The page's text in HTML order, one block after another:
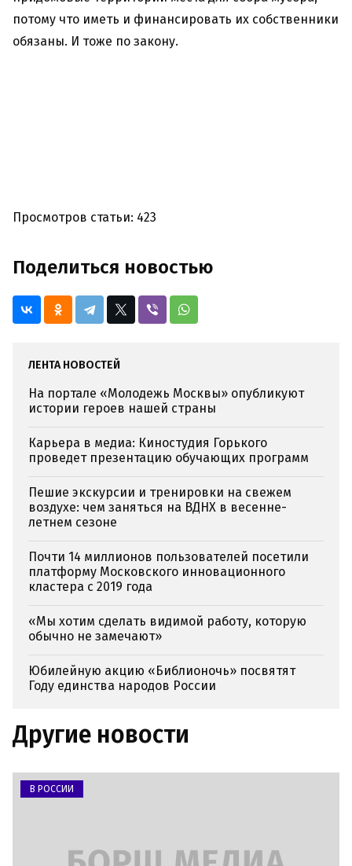
потому что иметь и финансировать их собственники
обязаны. И тоже по закону.
Просмотров статьи: 423
Поделиться новостью
ЛЕНТА НОВОСТЕЙ
На портале «Молодежь Москвы» опубликуют
истории героев нашей страны
Карьера в медиа: Киностудия Горького
проведет презентацию обучающих программ
Пешие экскурсии и тренировки на свежем
воздухе: чем заняться на ВДНХ в весенне-
летнем сезоне
Почти 14 миллионов пользователей посетили
платформу Московского инновационного
кластера с 2019 года
«Мы хотим сделать видимой работу, которую
обычно не замечают»
Юбилейную акцию «Библионочь» посвятят
Году единства народов России
Другие новости
В РОССИИ